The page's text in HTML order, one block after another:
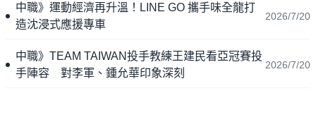
中職》運動經濟再升溫！LINE GO 攜手味全龍打
造沈浸式應援專車
2026/7/20
中職》TEAM TAIWAN投手教練王建民看亞冠賽投
手陣容 對李軍、鍾允華印象深刻
2026/7/20